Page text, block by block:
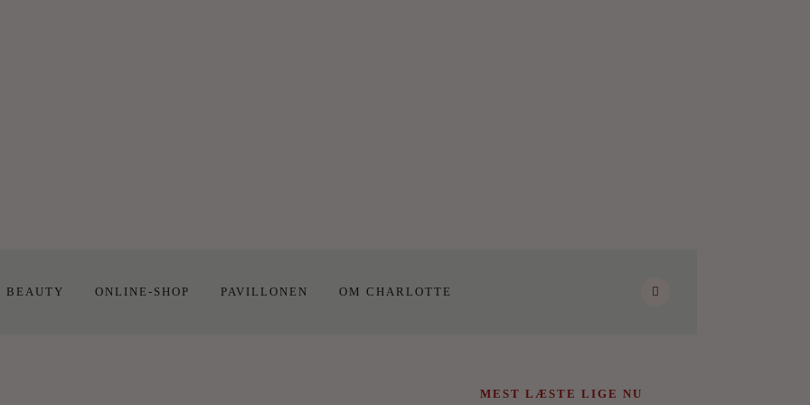
BEAUTY ONLINE-SHOP PAVILLONEN OM CHARLOTTE
MEST LÆSTE LIGE NU